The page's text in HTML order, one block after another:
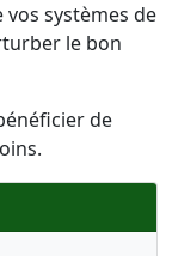
systèmes de
le bon
de